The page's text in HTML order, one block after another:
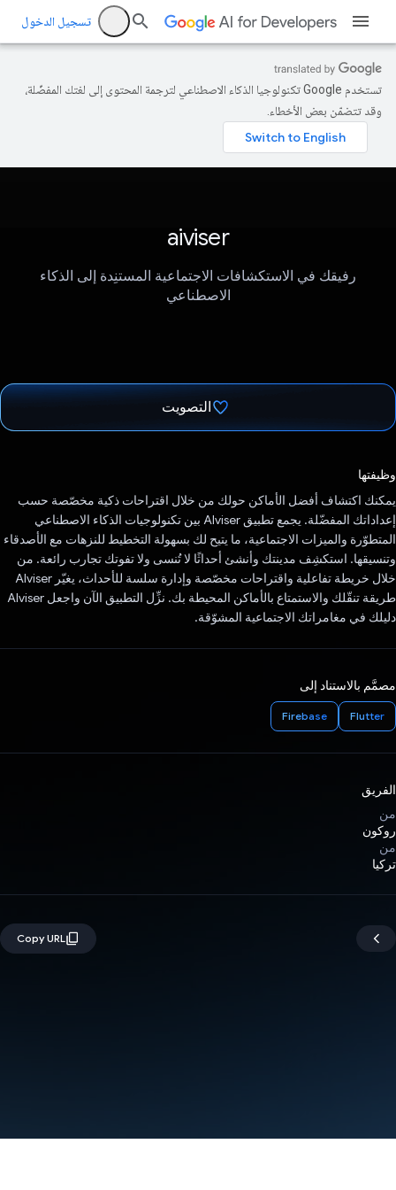
تسجيل الدخول
تستخدم Google تكنولوجيا الذكاء الاصطناعي لترجمة المحتوى إلى لغتك المفضّلة،
وقد تتضمّن بعض الأخطاء.
aiviser
رفيقك في الاستكشافات الاجتماعية المستنِدة إلى الذكاء
الاصطناعي
التصويت
وظيفتها
يمكنك اكتشاف أفضل الأماكن حولك من خلال اقتراحات ذكية مخصّصة حسب
إعداداتك المفضّلة. يجمع تطبيق AIviser بين تكنولوجيات الذكاء الاصطناعي
المتطوّرة والميزات الاجتماعية، ما يتيح لك بسهولة التخطيط للنزهات مع الأصدقاء
وتنسيقها. استكشِف مدينتك وأنشئ أحداثًا لا تُنسى ولا تفوتك تجارب رائعة. من
خلال خريطة تفاعلية واقتراحات مخصّصة وإدارة سلسة للأحداث، يغيّر AIviser
طريقة تنقّلك والاستمتاع بالأماكن المحيطة بك. نزِّل التطبيق الآن واجعل AIviser
دليلك في مغامراتك الاجتماعية المشوّقة.
مصمَّم بالاستناد إلى
Flutter
Firebase
الفريق
من
روكون
من
تركيا